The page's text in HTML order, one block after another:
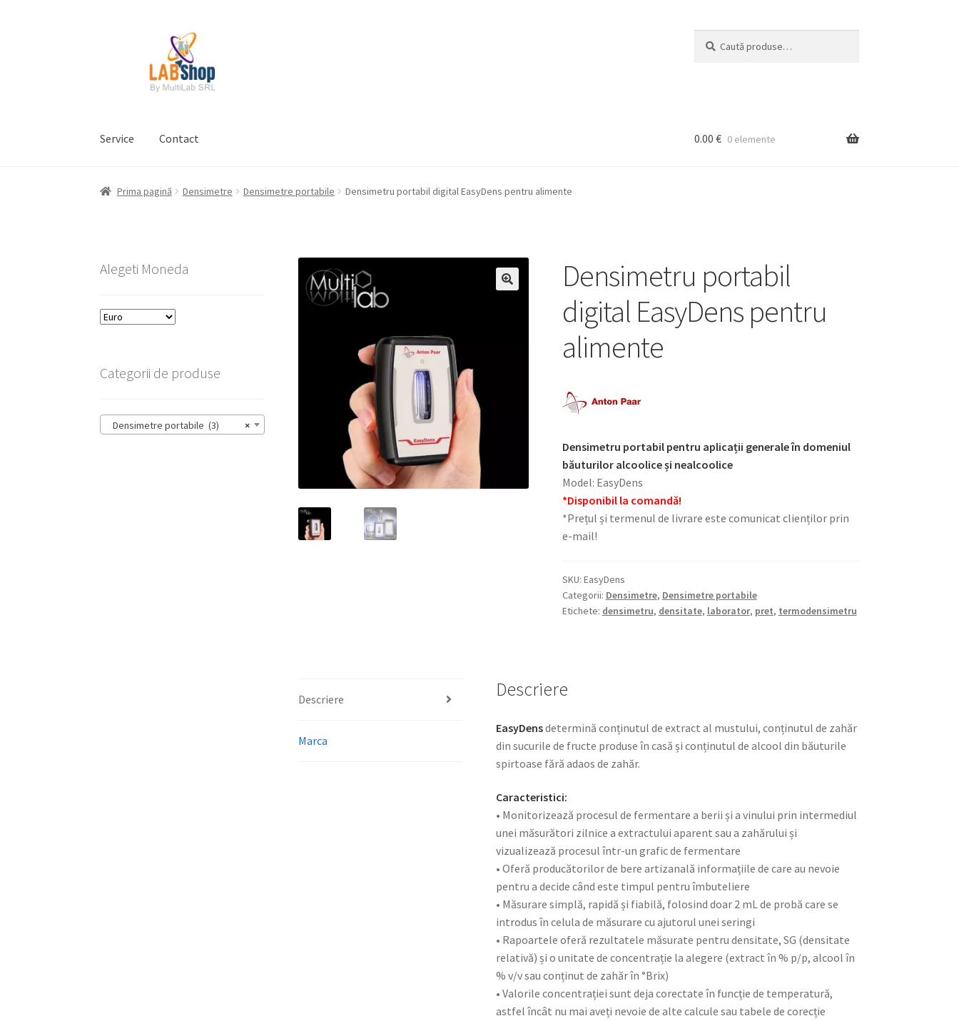
după:
Service Contact
Prima pagină Contul meu Plată Request a Quote Condiții generale Service Contact
0.00 € 0 elemente
Prima pagină Densimetre Densimetre portabile Densimetru portabil digital EasyDens pentru alimente
Densimetru portabil
digital EasyDens pentru
alimente
Densimetru portabil pentru aplicații generale în domeniul
băuturilor alcoolice și nealcoolice
Model: EasyDens
*Disponibil la comandă!
*Prețul și termenul de livrare este comunicat clienților prin
e-mail!
SKU: EasyDens
Categorii: Densimetre, Densimetre portabile
Etichete: densimetru, densitate, laborator, pret, termodensimetru
Descriere
Marca
Descriere
EasyDensdetermină conținutul de extract al mustului, conținutul de zahăr
din sucurile de fructe produse în casă și conținutul de alcool din băuturile
spirtoase fără adaos de zahăr.
Caracteristici:
• Monitorizează procesul de fermentare a berii și a vinului prin intermediul
unei măsurători zilnice a extractului aparent sau a zahărului și
vizualizează procesul într-un grafic de fermentare
• Oferă producătorilor de bere artizanală informațiile de care au nevoie
pentru a decide când este timpul pentru îmbuteliere
• Măsurare simplă, rapidă și fiabilă, folosind doar 2 mL de probă care se
introdus în celula de măsurare cu ajutorul unei seringi
• Rapoartele oferă rezultatele măsurate pentru densitate, SG (densitate
relativă) și o unitate de concentrație la alegere (extract în % p/p, alcool în
% v/v sau conținut de zahăr în °Brix)
• Valorile concentrației sunt deja corectate în funcție de temperatură,
astfel încât nu mai aveți nevoie de alte calcule sau tabele de corecție
Alegeti Moneda
Categorii de produse
×
Densimetre portabile (3)